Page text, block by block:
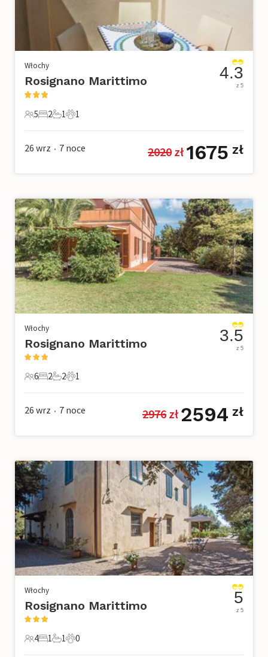
Włochy
Rosignano Marittimo
5 Goście
5
2 Sypialnie
2
1 Łazienka
1
1 Zwierzę domowe
1
4.3
z 5
26 wrz • 7 noce 2020 zł 1675 zł
Włochy
Rosignano Marittimo
6 Goście
6
2 Sypialnie
2
2 Łazienki
2
1 Zwierzę domowe
1
3.5
z 5
26 wrz • 7 noce 2976 zł 2594 zł
Włochy
Rosignano Marittimo
4 Goście
4
1 Sypialnia
1
1 Łazienka
1
0 Zwierzęta domowe
0
5
z 5